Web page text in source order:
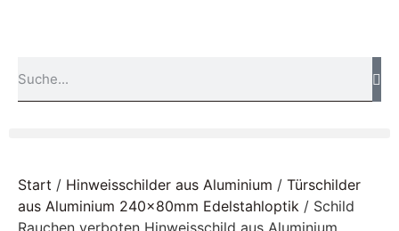
Start / Hinweisschilder aus Aluminium / Türschilder
aus Aluminium 240x80mm Edelstahloptik / Schild
Rauchen verboten Hinweisschild aus Aluminium